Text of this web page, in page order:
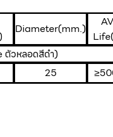
Diameter(mm.)
วหลอดสีดำ)
25